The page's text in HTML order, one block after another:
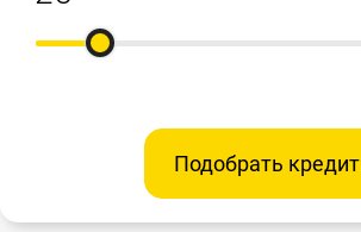
Подобрать кредит